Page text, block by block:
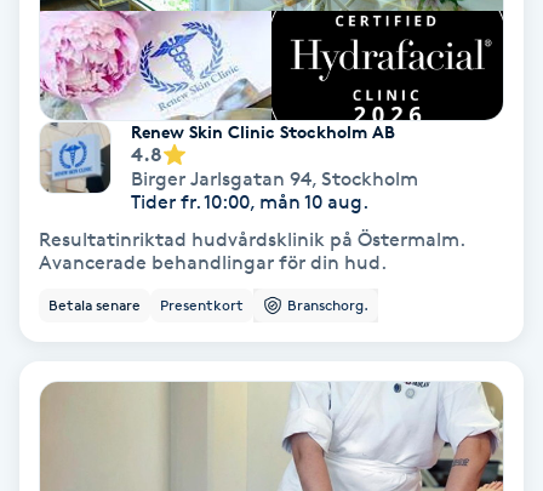
Katun fransar
Kemisk peeling
Keratinbehandling
Renew Skin Clinic Stockholm AB
4.8
Birger Jarlsgatan 94, Stockholm
Tider fr. 10:00, mån 10 aug.
Resultatinriktad hudvårdsklinik på Östermalm.
Avancerade behandlingar för din hud.
Betala senare Presentkort Branschorg.